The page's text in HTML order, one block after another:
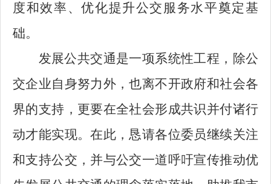
度和效率、优化提升公交服务水平奠定基
础。
发展公共交通是一项系统性工程，除公
交企业自身努力外，也离不开政府和社会各
界的支持，更要在全社会形成共识并付诸行
动才能实现。在此，恳请各位委员继续关注
和支持公交，并与公交一道呼吁宣传推动优